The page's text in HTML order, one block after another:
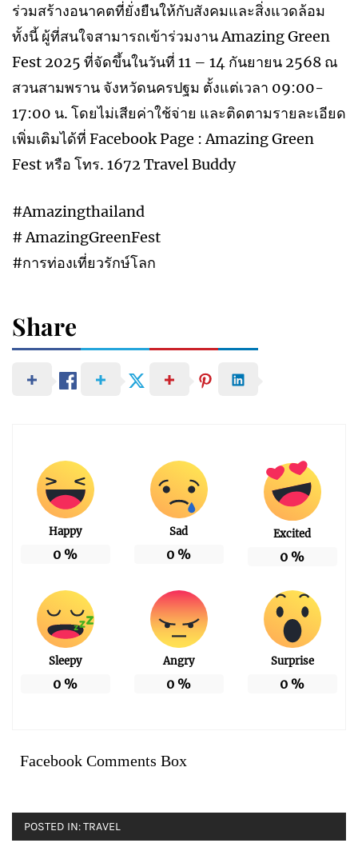
ร่วมสร้างอนาคตที่ยั่งยืนให้กับสังคมและสิ่งแวดล้อม
ทั้งนี้ ผู้ที่สนใจสามารถเข้าร่วมงาน Amazing Green
Fest 2025 ที่จัดขึ้นในวันที่ 11 – 14 กันยายน 2568 ณ
สวนสามพราน จังหวัดนครปฐม ตั้งแต่เวลา 09:00-
17:00 น. โดยไม่เสียค่าใช้จ่าย และติดตามรายละเอียด
เพิ่มเติมได้ที่ Facebook Page : Amazing Green
Fest หรือ โทร. 1672 Travel Buddy
#Amazingthailand
# AmazingGreenFest
#การท่องเที่ยวรักษ์โลก
Share
Happy
0 %
Sad
0 %
Excited
0 %
Sleepy
0 %
Angry
0 %
Surprise
0 %
Facebook Comments Box
POSTED IN:TRAVEL